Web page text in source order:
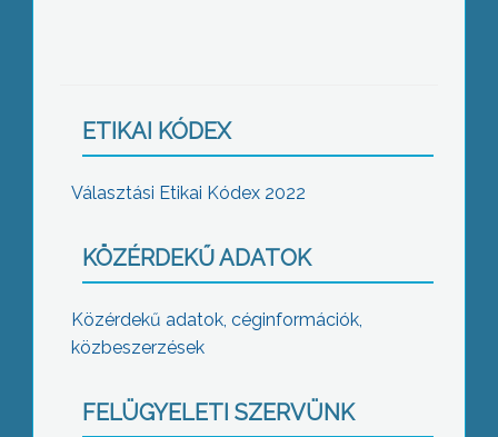
ETIKAI KÓDEX
Választási Etikai Kódex 2022
KÖZÉRDEKŰ ADATOK
Közérdekű adatok, céginformációk,
közbeszerzések
FELÜGYELETI SZERVÜNK